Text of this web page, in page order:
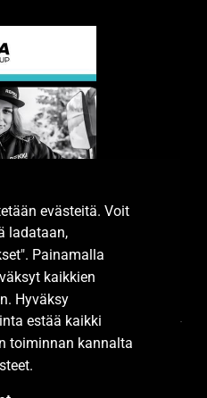
evästeitä. Voit
ladataan,
Painamalla
kaikkien
Hyväksy
estää kaikki
toiminnan kannalta